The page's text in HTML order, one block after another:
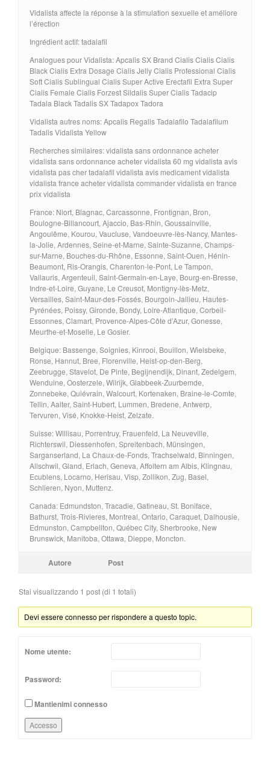
Vidalista affecte la réponse à la stimulation sexuelle et améliore
l’érection
Ingrédient actif: tadalafil
Analogues pour Vidalista: Apcalis SX Brand Cialis Cialis Cialis
Black Cialis Extra Dosage Cialis Jelly Cialis Professional Cialis
Soft Cialis Sublingual Cialis Super Active Erectafil Extra Super
Cialis Female Cialis Forzest Sildalis Super Cialis Tadacip
Tadala Black Tadalis SX Tadapox Tadora
Vidalista autres noms: Apcalis Regalis Tadalafilo Tadalafilum
Tadalis Vidalista Yellow
Recherches similaires: vidalista sans ordonnance acheter
vidalista sans ordonnance acheter vidalista 60 mg vidalista avis
vidalista pas cher tadalafil vidalista avis medicament vidalista
vidalista france acheter vidalista commander vidalista en france
prix vidalista
France: Niort, Blagnac, Carcassonne, Frontignan, Bron,
Boulogne-Billancourt, Ajaccio, Bas-Rhin, Goussainville,
Angoulême, Kourou, Vaucluse, Vandoeuvre-lès-Nancy, Mantes-
la-Jolie, Ardennes, Seine-et-Marne, Sainte-Suzanne, Champs-
sur-Marne, Bouches-du-Rhône, Essonne, Saint-Ouen, Hénin-
Beaumont, Ris-Orangis, Charenton-le-Pont, Le Tampon,
Vallauris, Argenteuil, Saint-Germain-en-Laye, Bourg-en-Bresse,
Indre-et-Loire, Guyane, Le Creusot, Montigny-lès-Metz,
Versailles, Saint-Maur-des-Fossés, Bourgoin-Jallieu, Hautes-
Pyrénées, Poissy, Gironde, Bondy, Loire-Atlantique, Corbeil-
Essonnes, Clamart, Provence-Alpes-Côte d’Azur, Gonesse,
Meurthe-et-Moselle, Le Gosier.
Belgique: Bassenge, Soignies, Kinrooi, Bouillon, Wielsbeke,
Ronse, Hannut, Bree, Florenville, Heist-op-den-Berg,
Zeebrugge, Stavelot, De Pinte, Begijnendijk, Dinant, Zedelgem,
Wenduine, Oosterzele, Wilrijk, Glabbeek-Zuurbemde,
Zonnebeke, Quiévrain, Walcourt, Kortenaken, Braine-le-Comte,
Tellin, Aalter, Saint-Hubert, Lummen, Bredene, Antwerp,
Tervuren, Visé, Knokke-Heist, Zelzate.
Suisse: Willisau, Porrentruy, Frauenfeld, La Neuveville,
Richterswil, Diessenhofen, Spreitenbach, Münsingen,
Sarganserland, La Chaux-de-Fonds, Trachselwald, Binningen,
Allschwil, Gland, Erlach, Geneva, Affoltern am Albis, Klingnau,
Ecublens, Locarno, Herisau, Visp, Zollikon, Zug, Basel,
Schlieren, Nyon, Muttenz.
Canada: Edmundston, Tracadie, Gatineau, St. Boniface,
Bathurst, Trois-Rivieres, Montreal, Ontario, Caraquet, Dalhousie,
Edmunston, Campbellton, Québec City, Sherbrooke, New
Brunswick, Manitoba, Ottawa, Dieppe, Moncton.
Autore Post
Stai visualizzando 1 post (di 1 totali)
Devi essere connesso per rispondere a questo topic.
Nome utente:
Password:
Mantienimi connesso
Accesso